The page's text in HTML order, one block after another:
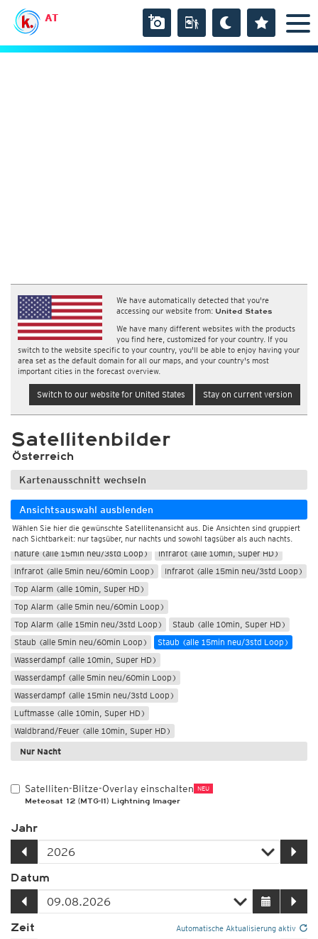
AT
We have automatically detected that you're
accessing our website from: United States
We have many different websites with the products
you find here, customized for your country. If you
switch to the website specific to your country, you'll be able to enjoy having your
area set as the default domain for all our maps, and your country's most
important cities in the forecast overview.
Switch to our website for United States Stay on current version
Satellitenbilder
Österreich
Kartenausschnitt wechseln
Ansichtsauswahl ausblenden
Wählen Sie hier die gewünschte Satellitenansicht aus. Die Ansichten sind gruppiert
nach Sichtbarkeit: nur tagsüber, nur nachts und sowohl tagsüber als auch nachts.
Nur Tag
Tag und Nacht
nature (alle 10min, Super HD)
nature (alle 5min neu/60min Loop)
nature (alle 15min neu/3std Loop)
Infrarot (alle 10min, Super HD)
Infrarot (alle 5min neu/60min Loop)
Infrarot (alle 15min neu/3std Loop)
Top Alarm (alle 10min, Super HD)
Top Alarm (alle 5min neu/60min Loop)
Top Alarm (alle 15min neu/3std Loop)
Staub (alle 10min, Super HD)
Staub (alle 5min neu/60min Loop)
Staub (alle 15min neu/3std Loop)
Wasserdampf (alle 10min, Super HD)
Wasserdampf (alle 5min neu/60min Loop)
Wasserdampf (alle 15min neu/3std Loop)
Luftmasse (alle 10min, Super HD)
Waldbrand/Feuer (alle 10min, Super HD)
Nur Nacht
Satelliten-Blitze-Overlay einschalten NEU
Meteosat 12 (MTG-I1) Lightning Imager
Jahr
Datum
Zeit Automatische Aktualisierung aktiv